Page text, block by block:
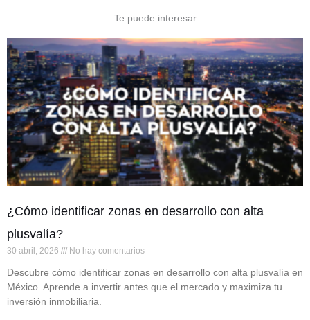
Te puede interesar
¿Cómo identificar zonas en desarrollo con alta
plusvalía?
30 abril, 2026 No hay comentarios
Descubre cómo identificar zonas en desarrollo con alta plusvalía en
México. Aprende a invertir antes que el mercado y maximiza tu
inversión inmobiliaria.